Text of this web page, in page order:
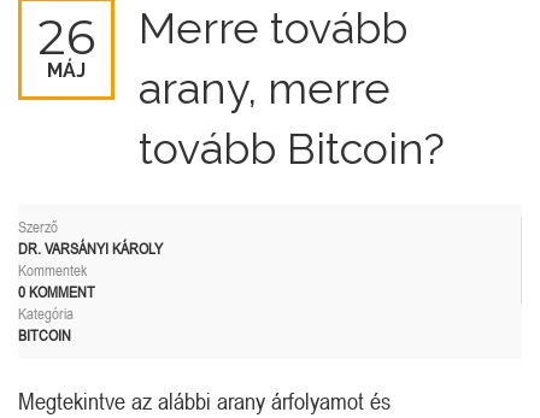
26
MÁJ
Merre tovább
arany, merre
tovább Bitcoin?
Szerző
DR. VARSÁNYI KÁROLY
Kommentek
0 KOMMENT
Kategória
BITCOIN
Megtekintve az alábbi arany árfolyamot és